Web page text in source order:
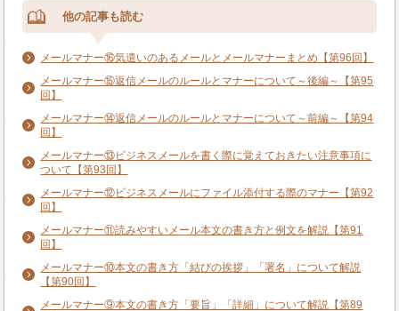
他の記事も読む
メールマナー⑯気遣いのあるメールとメールマナーまとめ【第96回】
メールマナー⑮返信メールのルールとマナーについて～後編～【第95
回】
メールマナー⑭返信メールのルールとマナーについて～前編～【第94
回】
メールマナー⑬ビジネスメールを書く際に覚えておきたい注意事項に
ついて【第93回】
メールマナー⑫ビジネスメールにファイル添付する際のマナー【第92
回】
メールマナー⑪読みやすいメール本文の書き方と例文を解説【第91
回】
メールマナー⑩本文の書き方「結びの挨拶」「署名」について解説
【第90回】
メールマナー⑨本文の書き方「要旨」「詳細」について解説【第89